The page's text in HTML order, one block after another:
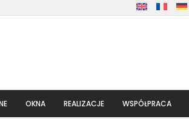
OKNA REALIZACJE WSPÓŁPRACA